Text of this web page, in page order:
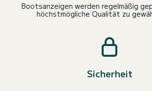
Bootsanzeigen werden regelmäßig
höchstmögliche Qualität zu
Sicherheit